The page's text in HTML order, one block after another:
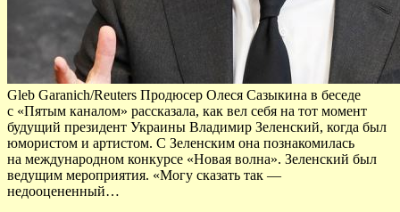
Gleb Garanich/Reuters Продюсер Олеся Сазыкина в беседе
с «Пятым каналом» рассказала, как вел себя на тот момент
будущий президент Украины Владимир Зеленский, когда был
юмористом и артистом. С Зеленским она познакомилась
на международном конкурсе «Новая волна». Зеленский был
ведущим мероприятия. «Могу сказать так —
недооцененный…